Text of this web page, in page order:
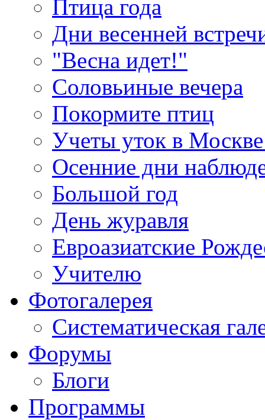
Птица года
Дни весенней
"Весна идет!"
Соловьиные вечера
Покормите птиц
Учеты уток в
Осенние дни
Большой год
День журавля
Евроазиатские
Учителю
Фотогалерея
Систематическая
Форумы
Блоги
Программы